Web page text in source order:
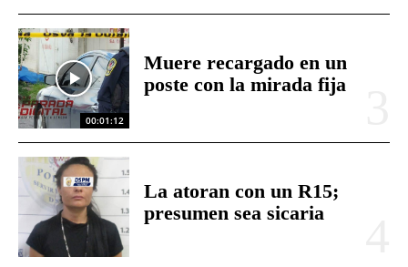
00:01:12
Muere recargado en un
poste con la mirada fija
La atoran con un R15;
presumen sea sicaria